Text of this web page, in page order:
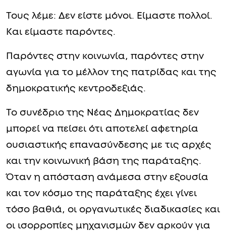
Τους λέμε: Δεν είστε μόνοι. Είμαστε πολλοί.
Και είμαστε παρόντες.
Παρόντες στην κοινωνία, παρόντες στην
αγωνία για το μέλλον της πατρίδας και της
δημοκρατικής κεντροδεξιάς.
Το συνέδριο της Νέας Δημοκρατίας δεν
μπορεί να πείσει ότι αποτελεί αφετηρία
ουσιαστικής επανασύνδεσης με τις αρχές
και την κοινωνική βάση της παράταξης.
Όταν η απόσταση ανάμεσα στην εξουσία
και τον κόσμο της παράταξης έχει γίνει
τόσο βαθιά, οι οργανωτικές διαδικασίες και
οι ισορροπίες μηχανισμών δεν αρκούν για